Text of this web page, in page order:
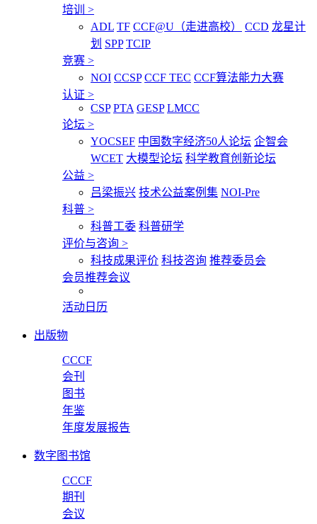
培训 >
ADL TF CCF@U（走进高校） CCD 龙星计
划 SPP TCIP
竞赛 >
NOI CCSP CCF TEC CCF算法能力大赛
认证 >
CSP PTA GESP LMCC
论坛 >
YOCSEF 中国数字经济50人论坛 企智会
WCET 大模型论坛 科学教育创新论坛
公益 >
吕梁振兴 技术公益案例集 NOI-Pre
科普 >
科普工委 科普研学
评价与咨询 >
科技成果评价 科技咨询 推荐委员会
会员推荐会议
活动日历
出版物
CCCF
会刊
图书
年鉴
年度发展报告
数字图书馆
CCCF
期刊
会议